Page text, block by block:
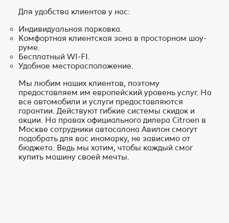
Для удобства клиентов у нас:
Индивидуальная парковка.
Комфортная клиентская зона в просторном шоу-
руме.
Бесплатный WI-FI.
Удобное месторасположение.
Мы любим наших клиентов, поэтому
предоставляем им европейский уровень услуг. На
все автомобили и услуги предоставляются
гарантии. Действуют гибкие системы скидок и
акции. На правах официального дилера Citroen в
Москве сотрудники автосалона Авилон смогут
подобрать для вас иномарку, не зависимо от
бюджета. Ведь мы хотим, чтобы каждый смог
купить машину своей мечты.